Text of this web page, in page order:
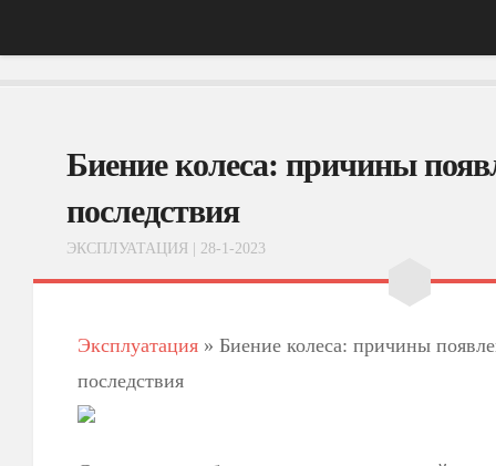
АвтоНовости
ФотоОбзоры
ВидеоОбзоры
Биение колеса: причины
последствия
ЭКСПЛУАТАЦИЯ | 28-1-2023
Эксплуатация » Биение колеса: причины
последствия